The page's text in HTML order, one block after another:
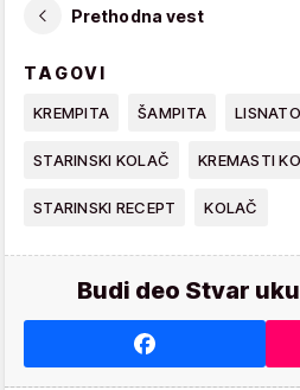
Prethodna vest
TAGOVI
KREMPITA ŠAMPITA
STARINSKI KOLAČ KREMASTI
STARINSKI RECEPT KOLAČ
Budi deo Stvar